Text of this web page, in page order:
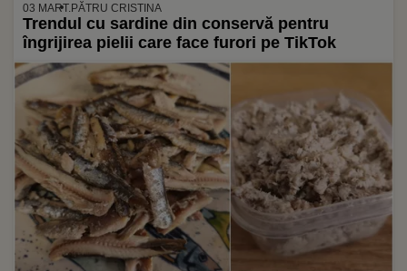
03 MART. PĂTRU CRISTINA
Trendul cu sardine din conservă pentru
îngrijirea pielii care face furori pe TikTok